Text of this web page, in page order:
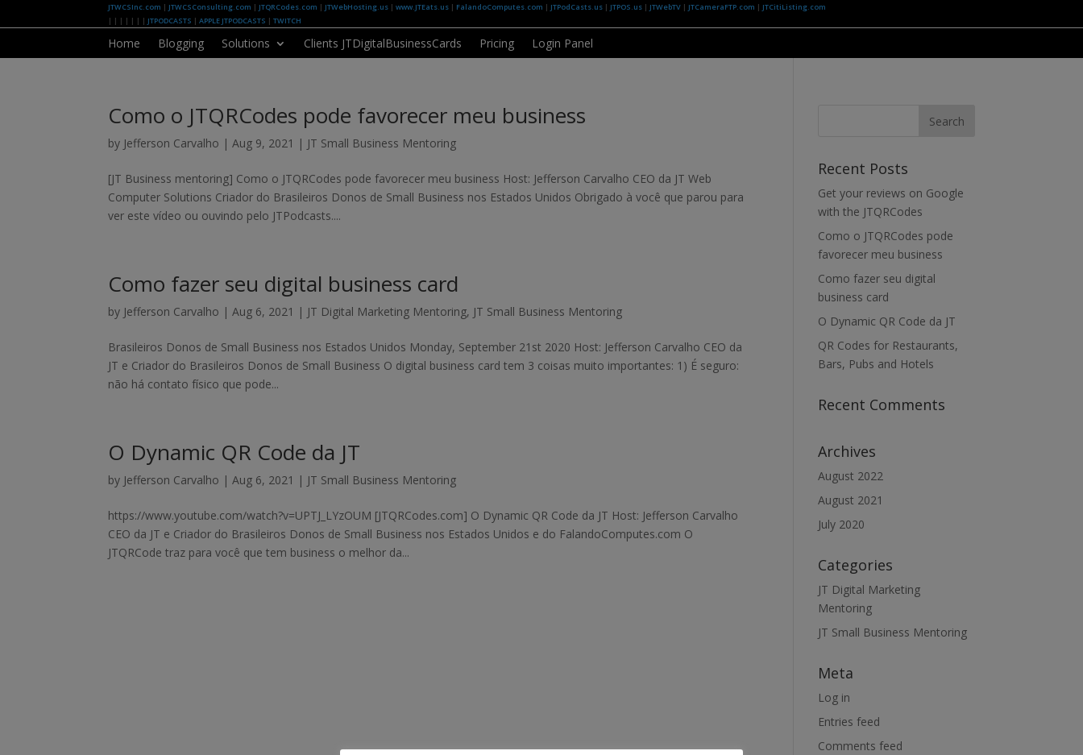
JTWCSInc.com | JTWCSConsulting.com | JTQRCodes.com | JTWebHosting.us |www.JTEats.us | FalandoComputes.com | JTPodCasts.us | JTPOS.us | JTWebTV | JTCameraFTP.com | JTCitiListing.com
| | | | | | | JTPODCASTS |APPLE JTPODCASTS |TWITCH
Home Blogging Solutions Clients JTDigitalBusinessCards Pricing Login Panel
Como o JTQRCodes pode favorecer meu business
by Jefferson Carvalho |Aug 9, 2021 | JT Small Business Mentoring
[JT Business mentoring] Como o JTQRCodes pode favorecer meu business Host: Jefferson Carvalho CEO da JT Web
Computer Solutions Criador do Brasileiros Donos de Small Business nos Estados Unidos Obrigado à você que parou para
ver este vídeo ou ouvindo pelo JTPodcasts....
Como fazer seu digital business card
by Jefferson Carvalho |Aug 6, 2021 | JT Digital Marketing Mentoring, JT Small Business Mentoring
Brasileiros Donos de Small Business nos Estados Unidos Monday, September 21st 2020 Host: Jefferson Carvalho CEO da
JT e Criador do Brasileiros Donos de Small Business O digital business card tem 3 coisas muito importantes: 1) É seguro:
não há contato físico que pode...
O Dynamic QR Code da JT
by Jefferson Carvalho |Aug 6, 2021 | JT Small Business Mentoring
https://www.youtube.com/watch?v=UPTJ_LYzOUM [JTQRCodes.com] O Dynamic QR Code da JT Host: Jefferson Carvalho
CEO da JT e Criador do Brasileiros Donos de Small Business nos Estados Unidos e do FalandoComputes.com O
JTQRCode traz para você que tem business o melhor da...
Recent Posts
Get your reviews on Google
with the JTQRCodes
Como o JTQRCodes pode
favorecer meu business
Como fazer seu digital
business card
O Dynamic QR Code da JT
QR Codes for Restaurants,
Bars, Pubs and Hotels
Recent Comments
Archives
August 2022
August 2021
July 2020
Categories
JT Digital Marketing
Mentoring
JT Small Business Mentoring
Meta
Log in
Entries feed
Comments feed